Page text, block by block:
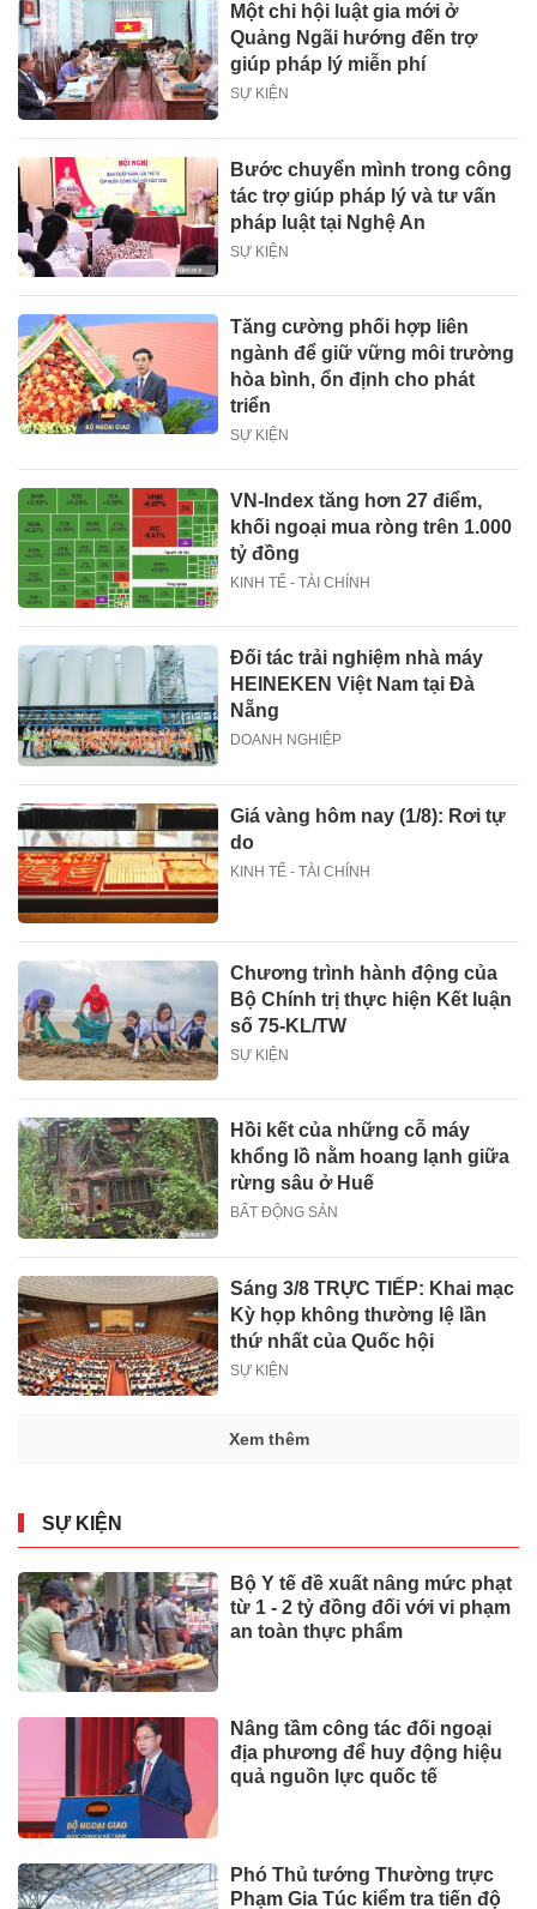
Một chi hội luật gia mới ở
Quảng Ngãi hướng đến trợ
giúp pháp lý miễn phí
SỰ KIỆN
Bước chuyển mình trong công
tác trợ giúp pháp lý và tư vấn
pháp luật tại Nghệ An
SỰ KIỆN
Tăng cường phối hợp liên
ngành để giữ vững môi trường
hòa bình, ổn định cho phát
triển
SỰ KIỆN
VN-Index tăng hơn 27 điểm,
khối ngoại mua ròng trên 1.000
tỷ đồng
KINH TẾ - TÀI CHÍNH
Đối tác trải nghiệm nhà máy
HEINEKEN Việt Nam tại Đà
Nẵng
DOANH NGHIỆP
Giá vàng hôm nay (1/8): Rơi tự
do
KINH TẾ - TÀI CHÍNH
Chương trình hành động của
Bộ Chính trị thực hiện Kết luận
số 75-KL/TW
SỰ KIỆN
Hồi kết của những cỗ máy
khổng lồ nằm hoang lạnh giữa
rừng sâu ở Huế
BẤT ĐỘNG SẢN
Sáng 3/8 TRỰC TIẾP: Khai mạc
Kỳ họp không thường lệ lần
thứ nhất của Quốc hội
SỰ KIỆN
Xem thêm
SỰ KIỆN
Bộ Y tế đề xuất nâng mức phạt
từ 1 - 2 tỷ đồng đối với vi phạm
an toàn thực phẩm
Nâng tầm công tác đối ngoại
địa phương để huy động hiệu
quả nguồn lực quốc tế
Phó Thủ tướng Thường trực
Phạm Gia Túc kiểm tra tiến độ